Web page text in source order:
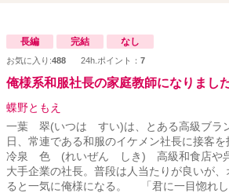
長編 完結 なし
お気に入り:488 24h.ポイント： 7
俺様系和服社長の家庭教師になりました
蝶野ともえ
一葉 翠(いつは すい)は、とある高級ブラ
日、常連である和服のイケメン社長に接客
冷泉 色 (れいぜん しき) 高級和食店や呉
大手企業の社長。普段は人当たりが良いが
ると一気に俺様になる。 「君に一目惚れし